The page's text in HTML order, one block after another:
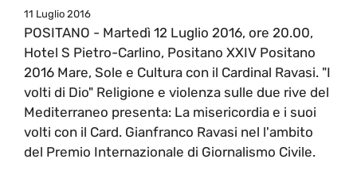
11 Luglio 2016
POSITANO - Martedì 12 Luglio 2016, ore 20.00,
Hotel S Pietro-Carlino, Positano XXIV Positano
2016 Mare, Sole e Cultura con il Cardinal Ravasi. "I
volti di Dio" Religione e violenza sulle due rive del
Mediterraneo presenta: La misericordia e i suoi
volti con il Card. Gianfranco Ravasi nel l'ambito
del Premio Internazionale di Giornalismo Civile.